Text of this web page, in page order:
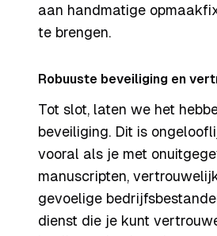
aan handmatige
te brengen.
Robuuste beveiliging en
Tot slot, laten we het
beveiliging. Dit is
vooral als je met
manuscripten,
gevoelige
dienst die je kunt